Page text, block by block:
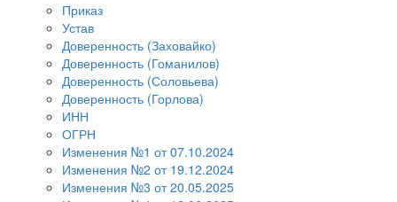
Приказ
Устав
Доверенность (Заховайко)
Доверенность (Гоманилов)
Доверенность (Соловьева)
Доверенность (Горлова)
ИНН
ОГРН
Изменения №1 от 07.10.2024
Изменения №2 от 19.12.2024
Изменения №3 от 20.05.2025